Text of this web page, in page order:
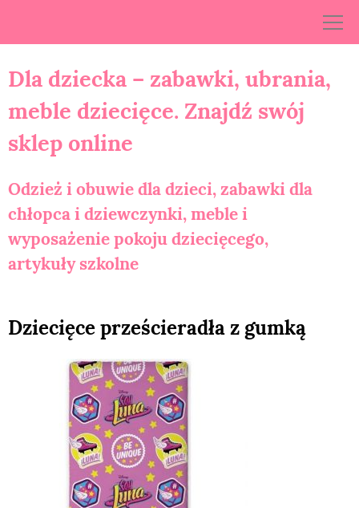
Dla dziecka – zabawki, ubrania,
meble dziecięce. Znajdź swój
sklep online
Odzież i obuwie dla dzieci, zabawki dla
chłopca i dziewczynki, meble i
wyposażenie pokoju dziecięcego,
artykuły szkolne
Dziecięce prześcieradła z gumką